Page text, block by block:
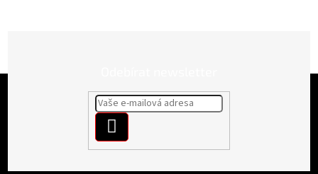
SE